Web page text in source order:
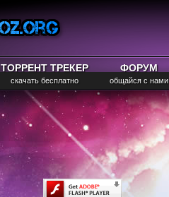
ТОРРЕНТ ТРЕКЕР
скачать бесплатно
ФОРУМ
общайся с нами